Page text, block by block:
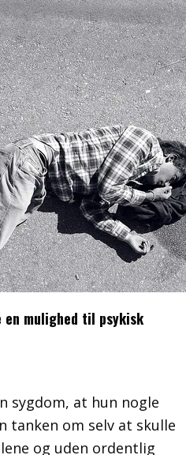
mulighed til psykisk
sygdom, at hun nogle
tanken om selv at skulle
og uden ordentlig